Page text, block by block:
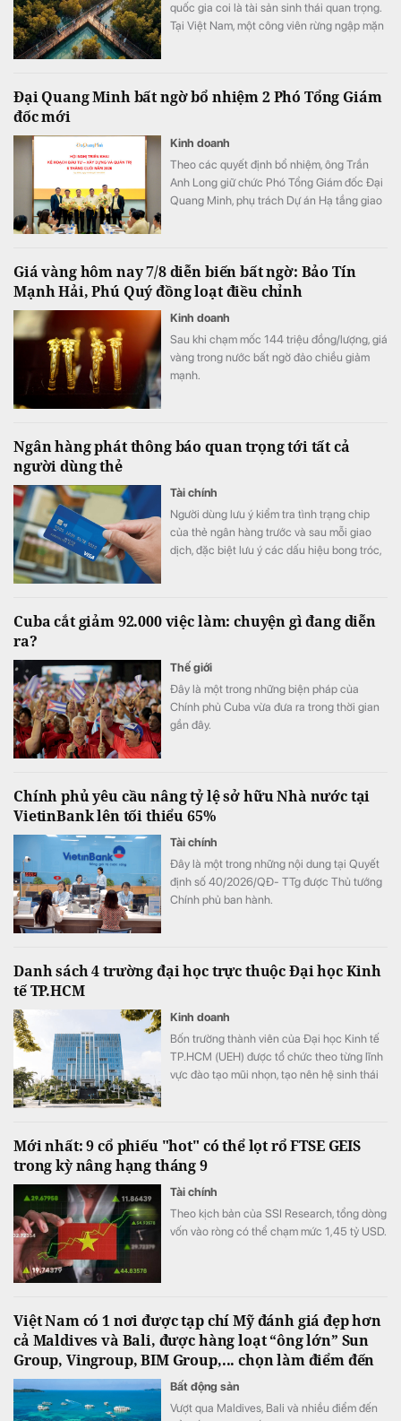
quốc gia coi là tài sản sinh thái quan trọng.
Tại Việt Nam, một công viên rừng ngập mặn
Đại Quang Minh bất ngờ bổ nhiệm 2 Phó Tổng Giám
đốc mới
Kinh doanh
Theo các quyết định bổ nhiệm, ông Trần
Anh Long giữ chức Phó Tổng Giám đốc Đại
Quang Minh, phụ trách Dự án Hạ tầng giao
thị - Khu công nghiệp.
Giá vàng hôm nay 7/8 diễn biến bất ngờ: Bảo Tín
Mạnh Hải, Phú Quý đồng loạt điều chỉnh
Kinh doanh
Sau khi chạm mốc 144 triệu đồng/lượng, giá
vàng trong nước bất ngờ đảo chiều giảm
mạnh.
Ngân hàng phát thông báo quan trọng tới tất cả
người dùng thẻ
Tài chính
Người dùng lưu ý kiểm tra tình trạng chip
của thẻ ngân hàng trước và sau mỗi giao
dịch, đặc biệt lưu ý các dấu hiệu bong tróc,
Cuba cắt giảm 92.000 việc làm: chuyện gì đang diễn
ra?
Thế giới
Đây là một trong những biện pháp của
Chính phủ Cuba vừa đưa ra trong thời gian
gần đây.
Chính phủ yêu cầu nâng tỷ lệ sở hữu Nhà nước tại
VietinBank lên tối thiểu 65%
Tài chính
Đây là một trong những nội dung tại Quyết
định số 40/2026/QĐ- TTg được Thủ tướng
Chính phủ ban hành.
Danh sách 4 trường đại học trực thuộc Đại học Kinh
tế TP.HCM
Kinh doanh
Bốn trường thành viên của Đại học Kinh tế
TP.HCM (UEH) được tổ chức theo từng lĩnh
vực đào tạo mũi nhọn, tạo nên hệ sinh thái
Mới nhất: 9 cổ phiếu "hot" có thể lọt rổ FTSE GEIS
trong kỳ nâng hạng tháng 9
Tài chính
Theo kịch bản của SSI Research, tổng dòng
vốn vào ròng có thể chạm mức 1,45 tỷ USD.
Việt Nam có 1 nơi được tạp chí Mỹ đánh giá đẹp hơn
cả Maldives và Bali, được hàng loạt “ông lớn” Sun
Group, Vingroup, BIM Group,... chọn làm điểm đến
Bất động sản
Vượt qua Maldives, Bali và nhiều điểm đến